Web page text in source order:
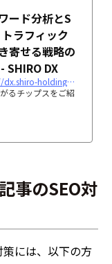
ード分析とS
ラフィック
寄せる戦略の
SHIRO DX
https://dx.shiro-holdings.co.jp/キーワード分析とseo｜トラフィックを引き寄せる/
るチップスをご紹
事のSEO対
には、以下の方